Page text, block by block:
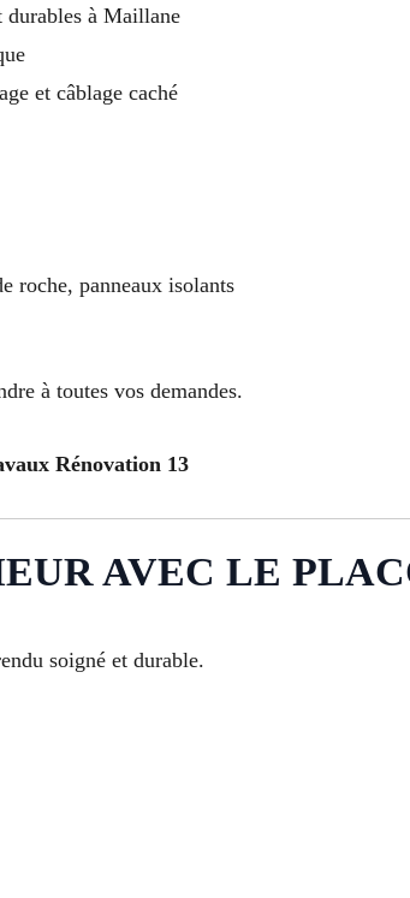
durables à Maillane
et câblage caché
roche, panneaux isolants
à toutes vos demandes.
Rénovation 13
AVEC LE
soigné et durable.